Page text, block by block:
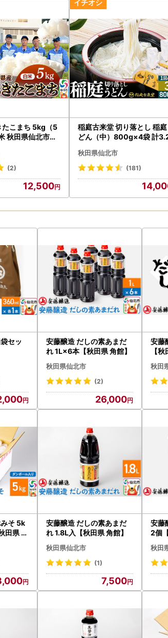
納税のご案内】
ジをご活用ください
自治体の寄附状況を確認・活用可能な「自治体
用可能です。
のワンストップ申請が可能
請後の控除先情報の変更
紙面）の再発行依頼、e-Tax用の寄附金受領証
に発送するメール「【仙北市】【ふるさと納税
掲載しておりますのでご確認ください。
等）・ワンストップ特例申請書/オンラインワン
納税コールセンター
9374
～17:15
日および年末年始
確認等は時間等に関わらず自動音声で対応
するお問い合わせ全般】
納税返礼品お問い合わせセンター
1816
sembokushi-akita@willdriven.co.jp
て
礼の品お届けまでの期間は、返礼品によって異
つきましては、返礼品ページをご確認下さい。
たこまち 5kg（5
産
(2)
12,500
稲庭古来堂 切り落とし 稲庭
どん（中）800g×4袋 計
古来うどん
秋田県仙北市
(181)
セッ
安藤醸造 だしの素あまだ
れ 1L×6本【秋田県 角館】
秋田県仙北市
(2)
26,000
安藤
【
秋田
そ 5k
田県 角
安藤醸造 だしの素あまだ
れ 1.8L入【秋田県 角館】
秋田県仙北市
(1)
7,500
安藤
2個
秋田